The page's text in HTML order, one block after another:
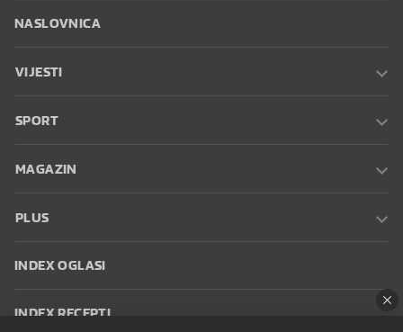
NASLOVNICA
VIJESTI
SPORT
MAGAZIN
PLUS
INDEX OGLASI
INDEX RECEPTI